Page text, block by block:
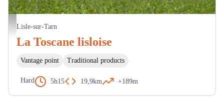
Pigeonnier. - JL. Pieux
Lisle-sur-Tarn
La Toscane lisloise
Vantage point Traditional products
Hard 5h15 19,9km +189m